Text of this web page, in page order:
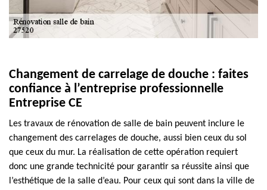
Changement de carrelage de douche : faites
confiance à l’entreprise professionnelle
Entreprise CE
Les travaux de rénovation de salle de bain peuvent inclure le
changement des carrelages de douche, aussi bien ceux du sol
que ceux du mur. La réalisation de cette opération requiert
donc une grande technicité pour garantir sa réussite ainsi que
l’esthétique de la salle d’eau. Pour ceux qui sont dans la ville de